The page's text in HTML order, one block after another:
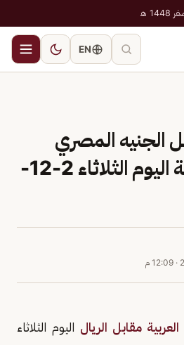
EN
الجنيه المصري
والعملات العربية اليوم الثلاثاء 2-12-
· 12:09 م
مقابل الريال اليوم الثلاثاء